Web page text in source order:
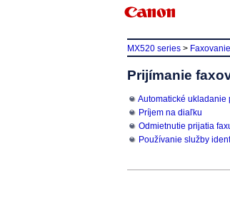
MX520 series > Faxovanie
Prijímanie
Automatické ukladanie
Príjem na diaľku
Odmietnutie prijatia
Používanie služby